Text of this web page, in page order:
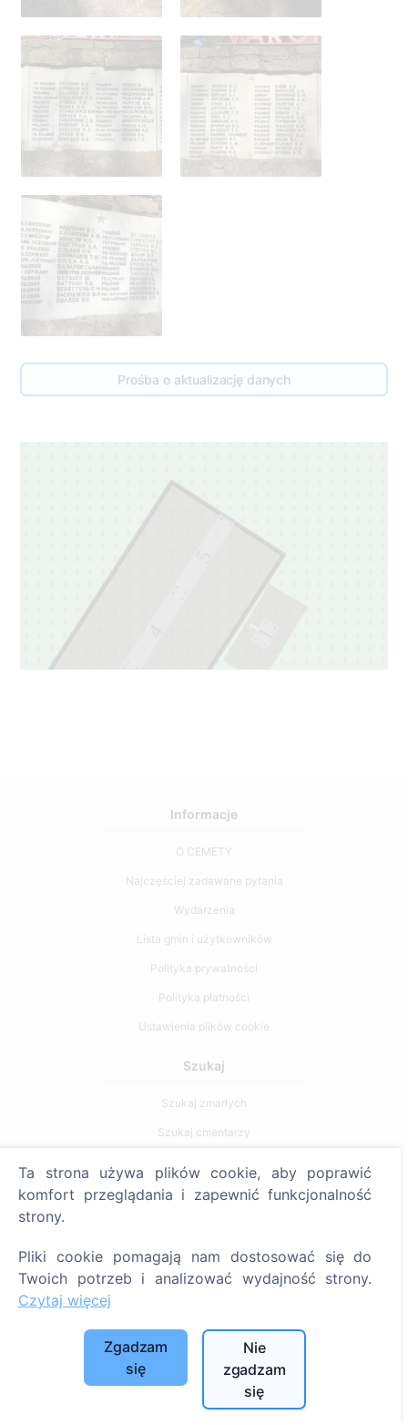
Prośba o aktualizację danych
3
Informacje
O CEMETY
Najczęściej zadawane pytania
Wydarzenia
Lista gmin i użytkowników
Polityka prywatności
Polityka płatności
Ustawienia plików cookie
Szukaj
Szukaj zmarłych
Szukaj cmentarzy
Usługi
SIA "CEMETY", LV40103618951
371 29144816
Działamy na terenie całego kraju!
Ta strona używa plików cookie, aby poprawić
komfort przeglądania i zapewnić funkcjonalność
strony.
Pliki cookie pomagają nam dostosować się do
Twoich potrzeb i analizować wydajność strony.
Czytaj więcej
Zgadzam
się
Nie
zgadzam
się